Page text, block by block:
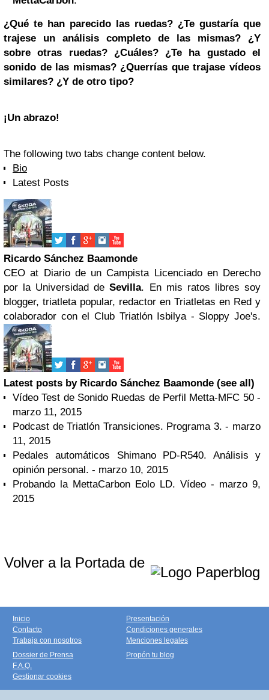
¿Qué te han parecido las ruedas? ¿Te gustaría que
trajese un análisis completo de las mismas? ¿Y
sobre otras ruedas? ¿Cuáles? ¿Te ha gustado el
sonido de las mismas? ¿Querrías que trajase vídeos
similares? ¿Y de otro tipo?
¡Un abrazo!
The following two tabs change content below.
Bio
Latest Posts
Ricardo Sánchez Baamonde
CEO at Diario de un CampistaLicenciado en Derecho
por la Universidad deSevilla. En mis ratos libres soy
blogger, triatleta popular, redactor en Triatletas en Red y
colaborador con el Club Triatlón Isbilya - Sloppy Joe's.
Latest posts by Ricardo Sánchez Baamonde (see all)
Vídeo Test de Sonido Ruedas de Perfil Metta-MFC 50-
marzo 11, 2015
Podcast de Triatlón Transiciones. Programa 3. - marzo
11, 2015
Pedales automáticos Shimano PD-R540. Análisis y
opinión personal. - marzo 10, 2015
Probando la MettaCarbon Eolo LD. Vídeo - marzo 9,
2015
Volver a la Portada de
Inicio
Contacto
Trabaja con nosotros
Presentación
Condiciones generales
Menciones legales
Dossier de Prensa
F.A.Q.
Gestionar cookies
Propón tu blog